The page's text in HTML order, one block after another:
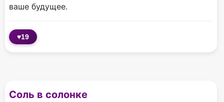
ваше будущее.
♥19
Соль в солонке